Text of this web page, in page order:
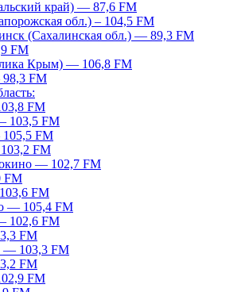
край) — 87,6 FM
обл.) – 104,5 FM
(Сахалинская обл.) — 89,3 FM
FM
Крым) — 106,8 FM
FM
FM
103,5 FM
FM
FM
— 102,7 FM
FM
FM
— 105,4 FM
102,6 FM
FM
— 103,3 FM
FM
FM